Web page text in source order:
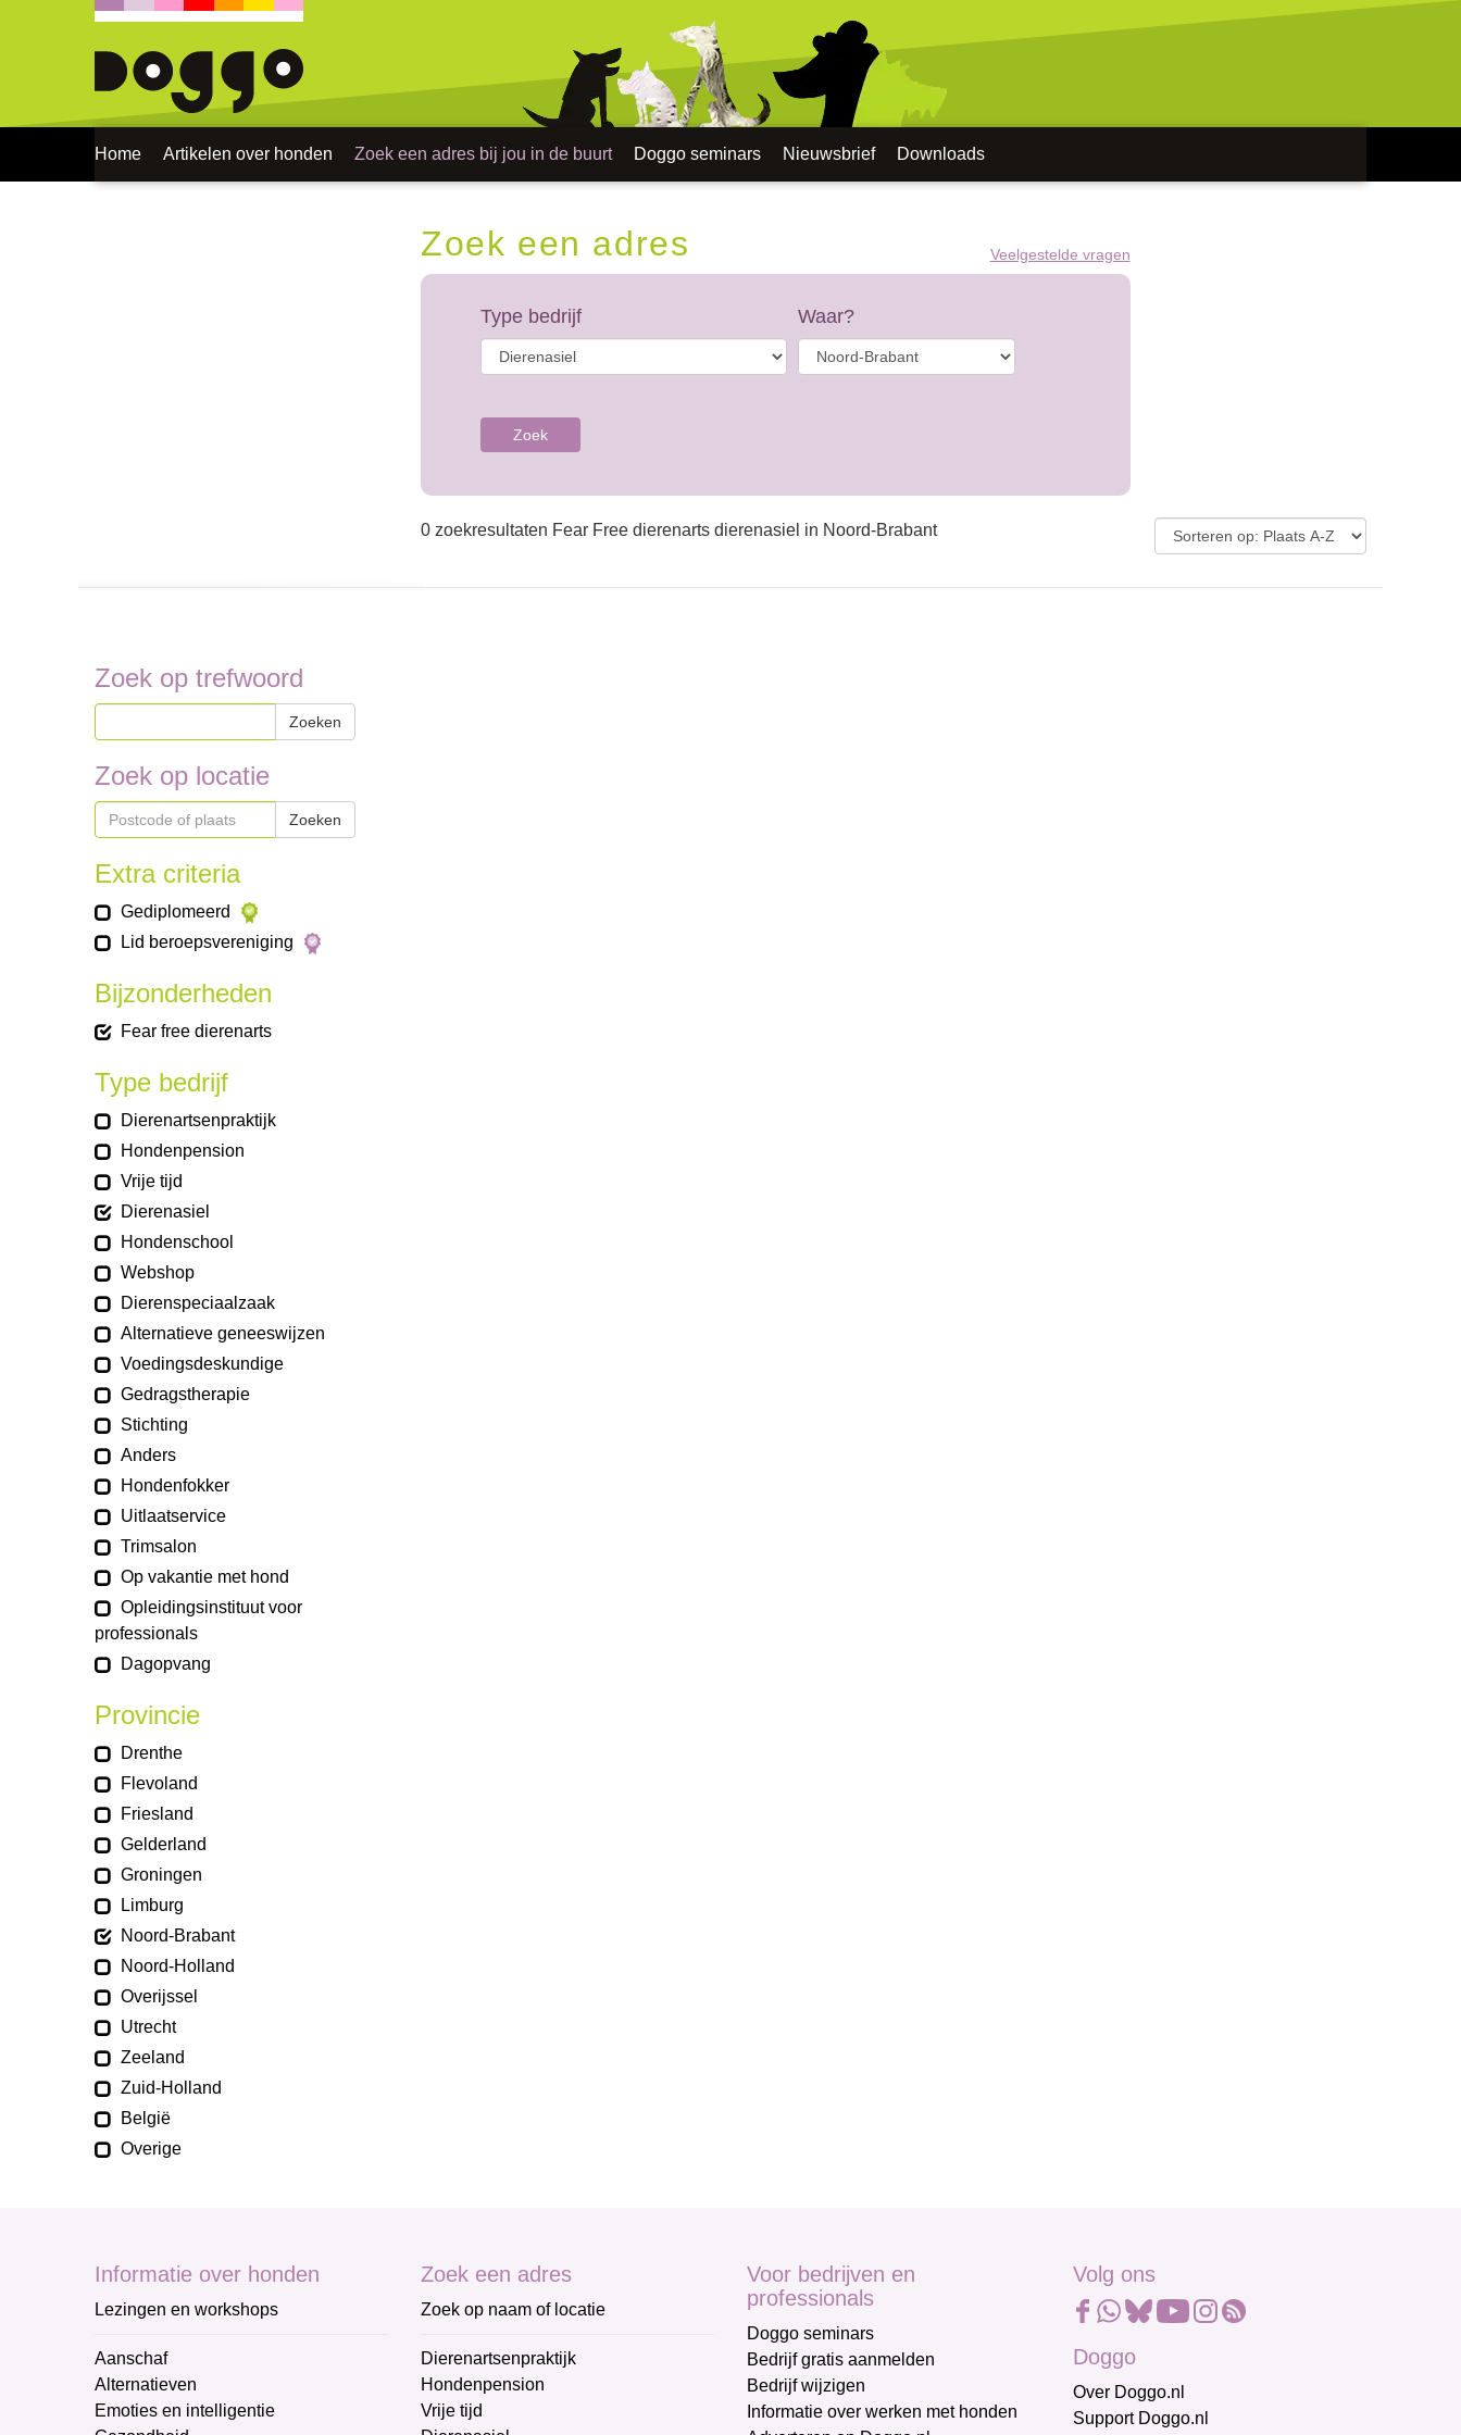
Home Artikelen over honden Zoek een adres bij jou in de buurt Doggo seminars Nieuwsbrief Downloads
Zoek een adres Veelgestelde vragen
Type bedrijf Waar?
Zoek
0 zoekresultaten Fear Free dierenarts dierenasiel in Noord-Brabant
Zoek op trefwoord
Zoeken
Zoek op locatie
Zoeken
Extra criteria
Gediplomeerd
Lid beroepsvereniging
Bijzonderheden
Fear free dierenarts
Type bedrijf
Dierenartsenpraktijk
Hondenpension
Vrije tijd
Dierenasiel
Hondenschool
Webshop
Dierenspeciaalzaak
Alternatieve geneeswijzen
Voedingsdeskundige
Gedragstherapie
Stichting
Anders
Hondenfokker
Uitlaatservice
Trimsalon
Op vakantie met hond
Opleidingsinstituut voor
professionals
Dagopvang
Provincie
Drenthe
Flevoland
Friesland
Gelderland
Groningen
Limburg
Noord-Brabant
Noord-Holland
Overijssel
Utrecht
Zeeland
Zuid-Holland
België
Overige
Informatie over honden
Lezingen en workshops
Aanschaf
Alternatieven
Emoties en intelligentie
Zoek een adres
Zoek op naam of locatie
Dierenartsenpraktijk
Hondenpension
Vrije tijd
Voor bedrijven en
professionals
Doggo seminars
Bedrijf gratis aanmelden
Bedrijf wijzigen
Informatie over werken met honden
Volg ons
Doggo
Over Doggo.nl
Support Doggo.nl